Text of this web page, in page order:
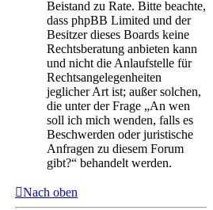
Beistand zu Rate. Bitte beachte,
dass phpBB Limited und der
Besitzer dieses Boards keine
Rechtsberatung anbieten kann
und nicht die Anlaufstelle für
Rechtsangelegenheiten
jeglicher Art ist; außer solchen,
die unter der Frage „An wen
soll ich mich wenden, falls es
Beschwerden oder juristische
Anfragen zu diesem Forum
gibt?“ behandelt werden.
Nach oben